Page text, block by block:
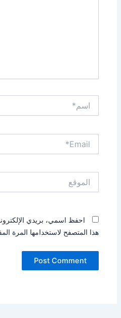
احفظ اسمي، بريدي
هذا المتصفح لاستخدامها المرة